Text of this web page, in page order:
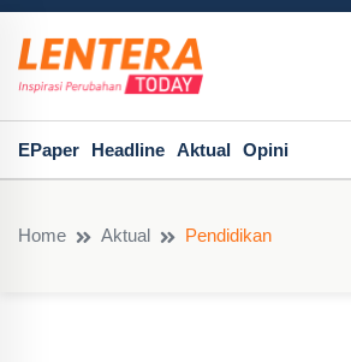
EPaper Headline Aktual Opini
Home Aktual Pendidikan